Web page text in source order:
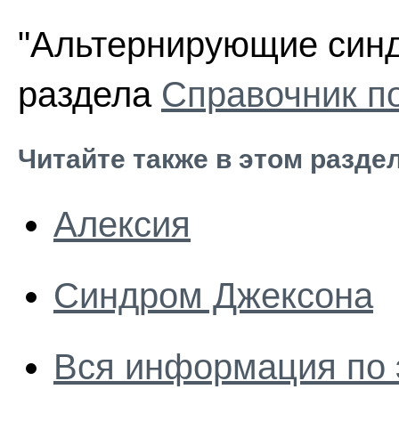
"Альтернирующие
раздела Справочник
Читайте также в этом
Алексия
Синдром Джексона
Вся информация по